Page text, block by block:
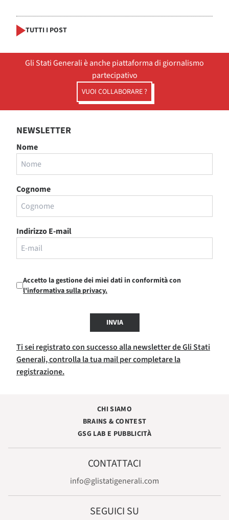
TUTTI I POST
Gli Stati Generali è anche piattaforma di giornalismo
partecipativo
VUOI COLLABORARE ?
NEWSLETTER
Nome
Cognome
Indirizzo E-mail
Accetto la gestione dei miei dati in conformità con
l'informativa sulla privacy.
INVIA
Ti sei registrato con successo alla newsletter de Gli Stati
Generali, controlla la tua mail per completare la
registrazione.
CHI SIAMO
BRAINS & CONTEST
GSG LAB E PUBBLICITÀ
CONTATTACI
info@glistatigenerali.com
SEGUICI SU